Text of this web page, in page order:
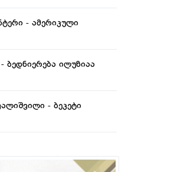
ვუდი ალენი - ბედნიერება ილუზიაა
ოთარ ჯირკვალიშვილი - ბეკეტი